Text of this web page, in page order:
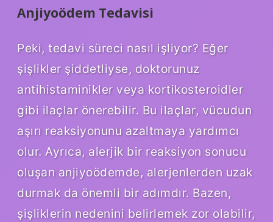
Anjiyoödem Tedavisi
Peki, tedavi süreci nasıl işliyor? Eğer
şişlikler şiddetliyse, doktorunuz
antihistaminikler veya kortikosteroidler
gibi ilaçlar önerebilir. Bu ilaçlar, vücudun
aşırı reaksiyonunu azaltmaya yardımcı
olur. Ayrıca, alerjik bir reaksiyon sonucu
oluşan anjiyoödemde, alerjenlerden uzak
durmak da önemli bir adımdır. Bazen,
şişliklerin nedenini belirlemek zor olabilir,